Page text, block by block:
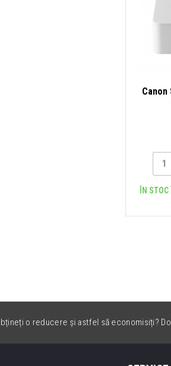
Canon
ÎN STOC
o reducere și astfel să economisiți?